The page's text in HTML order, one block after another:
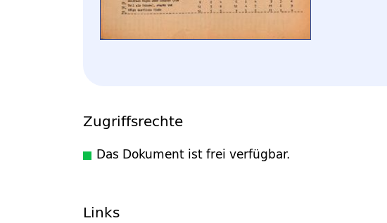
Zugriffsrechte
Das Dokument ist frei verfügbar.
Links